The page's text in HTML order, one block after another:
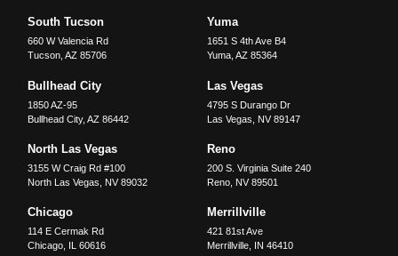
South Tucson
660 W Valencia Rd
Tucson ,AZ 85706
Yuma
1651 S 4th Ave B4
Yuma, AZ 85364
Bullhead City
1850 AZ-95
Bullhead City,AZ 86442
Las Vegas
4795 S Durango Dr
Las Vegas
NV 89147
North Las Vegas
3155 W Craig Rd #100
North Las Vegas
NV 89032
Reno
200 S. Virginia Suite 240
Reno, NV 89501
Chicago
114 E Cermak Rd
Chicago, IL 60616
Merrillville
421 81st Ave
Merrillville, IN 46410